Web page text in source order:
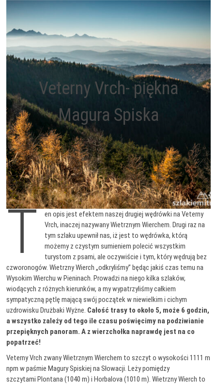
Veterny Vrch- piękna
Magura Spiska
T
en opis jest efektem naszej drugiej wędrówki na Veterny
Vrch, inaczej nazywany Wietrznym Wierchem. Drugi raz na
tym szlaku upewnił nas, iż jest to wędrówka, którą
możemy z czystym sumieniem polecić wszystkim
turystom z psami, ale oczywiście i tym, który wędrują bez
czworonogów. Wietrzny Wierch „odkryliśmy” będąc jakiś czas temu na
Wysokim Wierchu w Pieninach. Prowadzi na niego kilka szlaków,
wiodących z różnych kierunków, a my wypatrzyliśmy całkiem
sympatyczną pętlę mającą swój początek w niewielkim i cichym
uzdrowisku Drużbaki Wyżne. Całość trasy to około 5, może 6 godzin,
a wszystko zależy od tego ile czasu poświęcimy na podziwianie
przepięknych panoram. A z wierzchołka naprawdę jest na co
popatrzeć!
Veterny Vrch zwany Wietrznym Wierchem to szczyt o wysokości 1111 m
npm w paśmie Magury Spiskiej na Słowacji. Leży pomiędzy
szczytami Plontana (1040 m) i Horbalova (1010 m). Wietrzny Wierch to